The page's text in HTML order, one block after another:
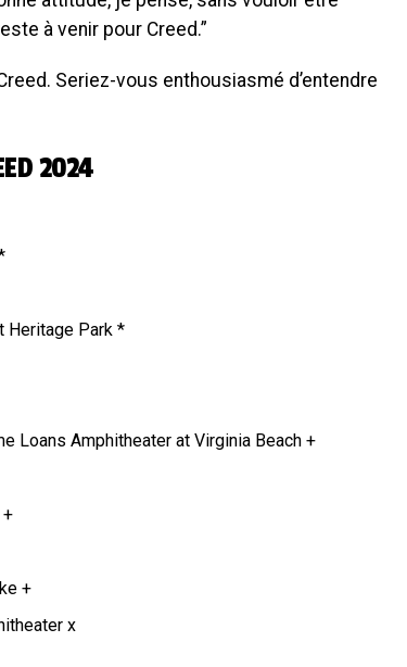
à venir pour Creed.”
Seriez-vous enthousiasmé d’entendre
2024
Heritage Park *
Loans Amphitheater at Virginia Beach +
+
x